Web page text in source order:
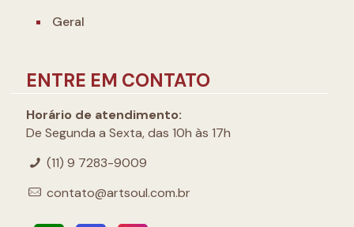
Geral
ENTRE EM CONTATO
Horário de atendimento:
De Segunda a Sexta, das 10h às 17h
(11) 9 7283-9009
contato@artsoul.com.br